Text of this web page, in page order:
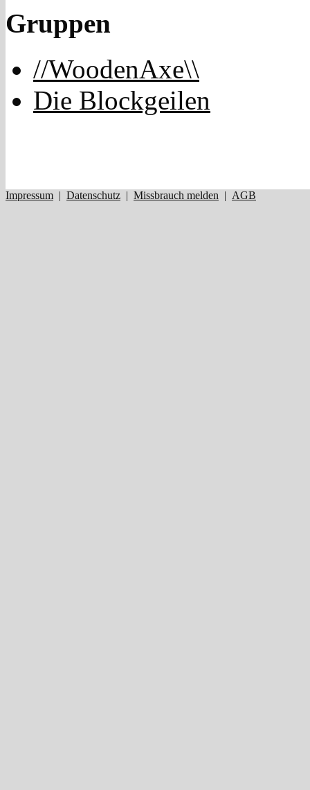
Gruppen
//WoodenAxe\\
Die Blockgeilen
Impressum | Datenschutz | Missbrauch melden | AGB